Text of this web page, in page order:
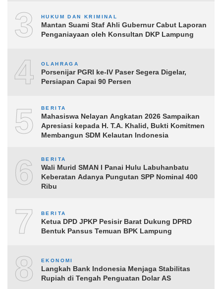
3 HUKUM DAN KRIMINAL
Mantan Suami Staf Ahli Gubernur Cabut Laporan
Penganiayaan oleh Konsultan DKP Lampung
4 OLAHRAGA
Porsenijar PGRI ke-IV Paser Segera Digelar,
Persiapan Capai 90 Persen
5 BERITA
Mahasiswa Nelayan Angkatan 2026 Sampaikan
Apresiasi kepada H. T.A. Khalid, Bukti Komitmen
Membangun SDM Kelautan Indonesia
6 BERITA
Wali Murid SMAN I Panai Hulu Labuhanbatu
Keberatan Adanya Pungutan SPP Nominal 400
Ribu
7 BERITA
Ketua DPD JPKP Pesisir Barat Dukung DPRD
Bentuk Pansus Temuan BPK Lampung
8 EKONOMI
Langkah Bank Indonesia Menjaga Stabilitas
Rupiah di Tengah Penguatan Dolar AS